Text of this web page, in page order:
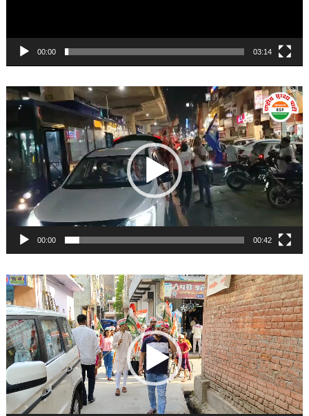
00:00 03:14
Video
Player
00:00 00:42
Video
Player